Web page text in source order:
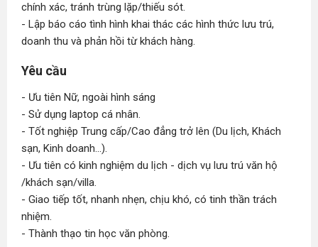
chính xác, tránh trùng lặp/thiếu sót.
- Lập báo cáo tình hình khai thác các hình thức lưu trú,
doanh thu và phản hồi từ khách hàng.
Yêu cầu
- Ưu tiên Nữ, ngoài hình sáng
- Sử dụng laptop cá nhân.
- Tốt nghiệp Trung cấp/Cao đẳng trở lên (Du lịch, Khách
sạn, Kinh doanh...).
- Ưu tiên có kinh nghiệm du lịch - dịch vụ lưu trú văn hộ
/khách sạn/villa.
- Giao tiếp tốt, nhanh nhẹn, chịu khó, có tinh thần trách
nhiệm.
- Thành thạo tin học văn phòng.